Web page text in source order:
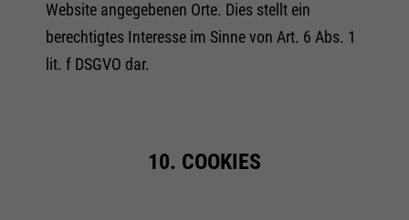
Website angegebenen Orte. Dies stellt ein
berechtigtes Interesse im Sinne von Art. 6 Abs. 1
lit. f DSGVO dar.
10. COOKIES